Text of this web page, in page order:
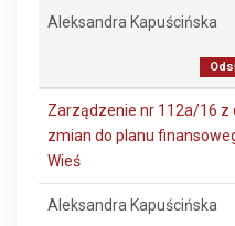
Aleksandra Kapuścińska
Zarządzenie nr 112a/16 z
zmian do planu
Wieś
Aleksandra Kapuścińska